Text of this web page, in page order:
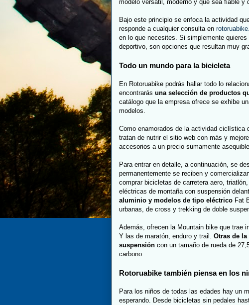
modelo versátil, moderno y que sea fiable y
Bajo este principio se enfoca la actividad
responde a cualquier consulta en
en lo que necesites. Si simplemente
deportivo, son opciones que resultan muy
Todo un mundo para la bicicleta
En Rotoruabike podrás hallar todo lo
encontrarás una selección de productos
catálogo que la empresa ofrece se exhibe
modelos.
Como enamorados de la actividad ciclística
tratan de nutrir el sitio web con más y
accesorios a un precio sumamente
Para entrar en detalle, a continuación, se
permanentemente se reciben y
comprar bicicletas de carretera aero,
eléctricas de montaña con suspensión
aluminio y modelos de tipo eléctrico Fat
urbanas, de cross y trekking de doble
Además, ofrecen la Mountain bike que trae
Y las de maratón, enduro y trail. Otras de
suspensión con un tamaño de rueda de
carbono.
Rotoruabike también piensa en los
Para los niños de todas las edades hay un
esperando. Desde bicicletas sin pedales